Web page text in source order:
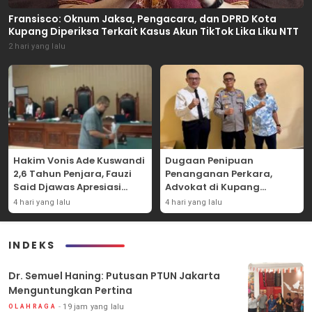
Fransisco: Oknum Jaksa, Pengacara, dan DPRD Kota
Kupang Diperiksa Terkait Kasus Akun TikTok Lika Liku NTT
2 hari yang lalu
Hakim Vonis Ade Kuswandi
2,6 Tahun Penjara, Fauzi
Said Djawas Apresiasi
Putusan
4 hari yang lalu
Dugaan Penipuan
Penanganan Perkara,
Advokat di Kupang
Dilaporkan ke Polda NTT
4 hari yang lalu
INDEKS
Dr. Semuel Haning: Putusan PTUN Jakarta
Menguntungkan Pertina
OLAHRAGA 19 jam yang lalu